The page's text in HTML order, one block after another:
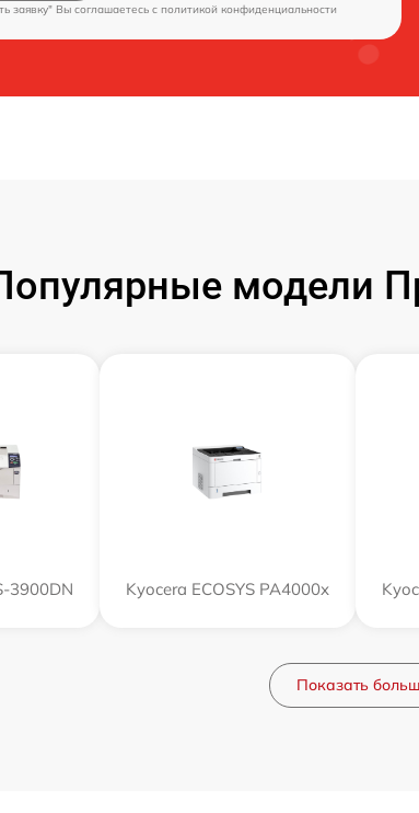
заявку" Вы соглашаетесь c политикой конфиденциальности
модели
3900DN Kyocera ECOSYS PA4000x
Показать